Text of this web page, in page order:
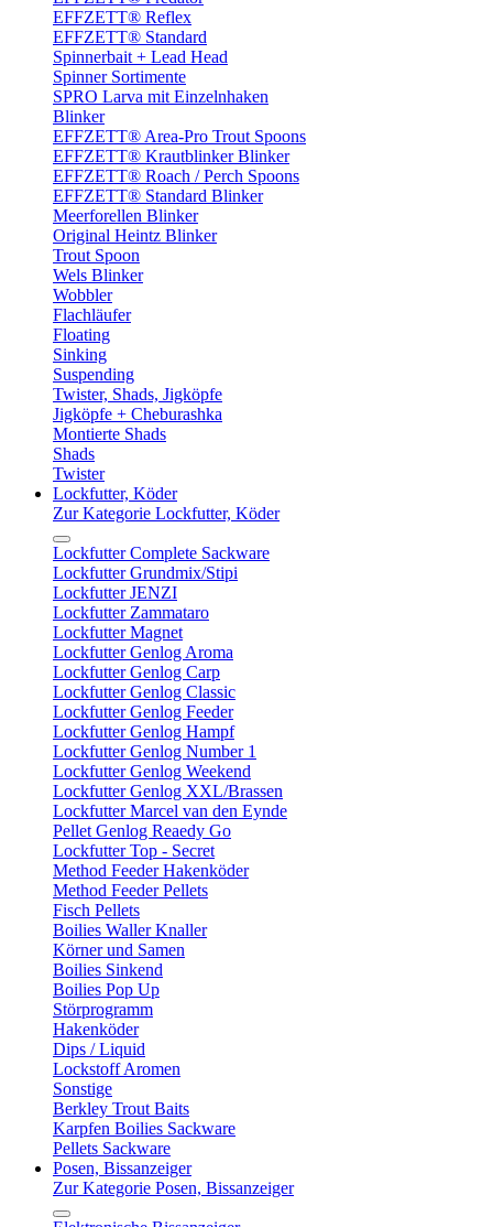
EFFZETT® Reflex
EFFZETT® Standard
Spinnerbait + Lead Head
Spinner Sortimente
SPRO Larva mit Einzelnhaken
Blinker
EFFZETT® Area-Pro Trout Spoons
EFFZETT® Krautblinker Blinker
EFFZETT® Roach / Perch Spoons
EFFZETT® Standard Blinker
Meerforellen Blinker
Original Heintz Blinker
Trout Spoon
Wels Blinker
Wobbler
Flachläufer
Floating
Sinking
Suspending
Twister, Shads, Jigköpfe
Jigköpfe + Cheburashka
Montierte Shads
Shads
Twister
Lockfutter, Köder
Zur Kategorie Lockfutter, Köder
Lockfutter Complete Sackware
Lockfutter Grundmix/Stipi
Lockfutter JENZI
Lockfutter Zammataro
Lockfutter Magnet
Lockfutter Genlog Aroma
Lockfutter Genlog Carp
Lockfutter Genlog Classic
Lockfutter Genlog Feeder
Lockfutter Genlog Hampf
Lockfutter Genlog Number 1
Lockfutter Genlog Weekend
Lockfutter Genlog XXL/Brassen
Lockfutter Marcel van den Eynde
Pellet Genlog Reaedy Go
Lockfutter Top - Secret
Method Feeder Hakenköder
Method Feeder Pellets
Fisch Pellets
Boilies Waller Knaller
Körner und Samen
Boilies Sinkend
Boilies Pop Up
Störprogramm
Hakenköder
Dips / Liquid
Lockstoff Aromen
Sonstige
Berkley Trout Baits
Karpfen Boilies Sackware
Pellets Sackware
Posen, Bissanzeiger
Zur Kategorie Posen, Bissanzeiger